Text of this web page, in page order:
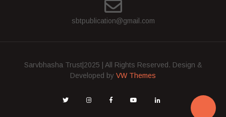
sbtpublication@gmail.com
Sarvbhasha Trust|2025 | All Rights Reserved. Design &
Developed by VW Themes